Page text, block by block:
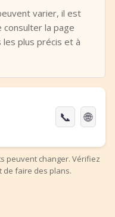
varier, il est
consulter la page
plus précis et à
📞 🌐
peuvent changer. Vérifiez
de faire des plans.